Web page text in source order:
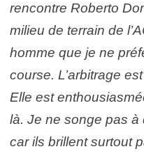
rencontre Roberto
milieu de terrain de
homme que je ne
course. L’arbitrage
Elle est
là. Je ne songe pas à
car ils brillent surtout